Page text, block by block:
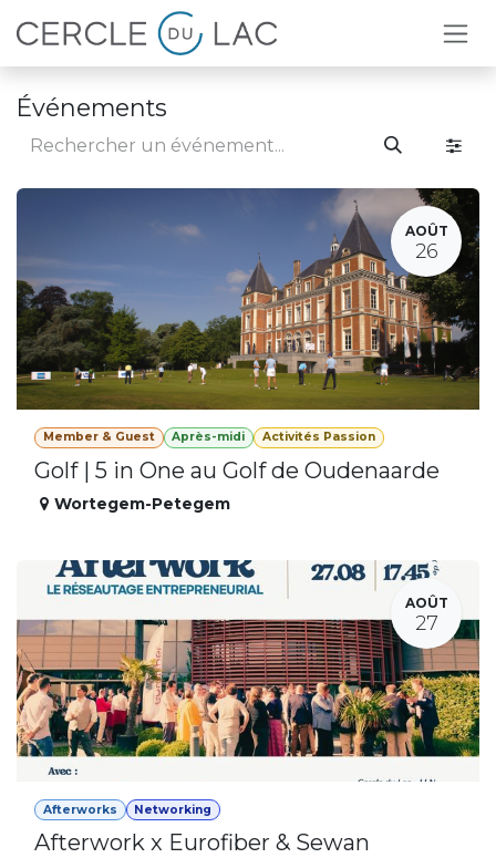
Se rendre au contenu
Événements
AOÛT
26
Member & Guest Après-midi Activités Passion
Golf | 5 in One au Golf de Oudenaarde
Wortegem-Petegem
AOÛT
27
Afterworks Networking
Afterwork x Eurofiber & Sewan